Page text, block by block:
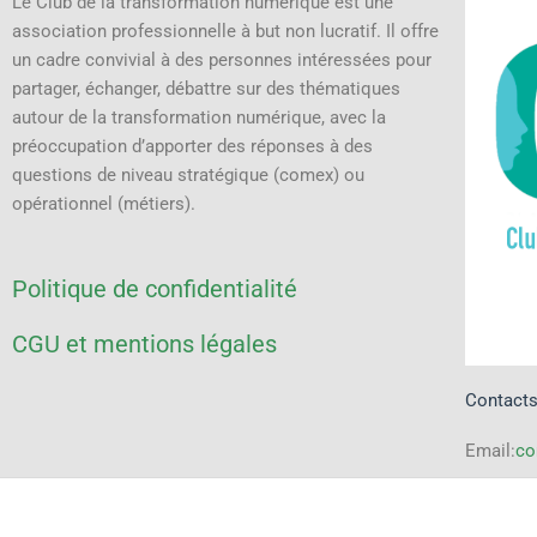
association professionnelle à but non lucratif. Il offre
un cadre convivial à des personnes intéressées pour
partager, échanger, débattre sur des thématiques
autour de la transformation numérique, avec la
préoccupation d’apporter des réponses à des
questions de niveau stratégique (comex) ou
opérationnel (métiers).
Politique de confidentialité
CGU et mentions légales
Contacts
Email: